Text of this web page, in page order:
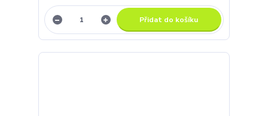
Přidat do košíku